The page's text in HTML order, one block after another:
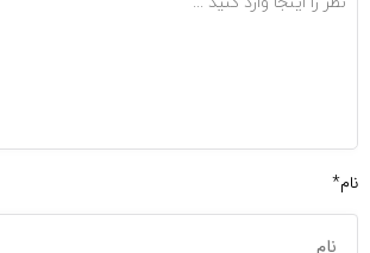
نام*